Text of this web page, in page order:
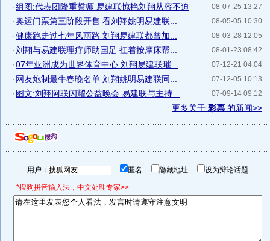
08-07-25 13:27
·组图:代表团隆重誓师 易建联惊艳刘翔从容不迫
08-05-05 10:30
·奥运门票第三阶段开售 看刘翔姚明易建联...
08-03-28 12:05
·健康跑走过七年风雨路 刘翔易建联都曾加...
08-01-23 08:42
·刘翔与易建联理疗师助国足 扛着按摩床帮...
07-12-21 04:04
·07年亚洲成为世界体育中心 刘翔易建联璀...
07-12-05 10:13
·网友炮制最牛春晚名单 刘翔姚明易建联同...
07-09-14 09:12
·图文:刘翔阿联闪耀公益晚会 易建联与主持...
更多关于 彩票 的新闻>>
用户： 匿名 隐藏地址 设为辩论话题
*搜狗拼音输入法，中文处理专家>>